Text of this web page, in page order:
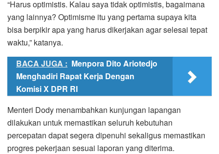
“Harus optimistis. Kalau saya tidak optimistis, bagaimana
yang lainnya? Optimisme itu yang pertama supaya kita
bisa berpikir apa yang harus dikerjakan agar selesai tepat
waktu,” katanya.
BACA JUGA : Menpora Dito Ariotedjo
Menghadiri Rapat Kerja Dengan
Komisi X DPR RI
Menteri Dody menambahkan kunjungan lapangan
dilakukan untuk memastikan seluruh kebutuhan
percepatan dapat segera dipenuhi sekaligus memastikan
progres pekerjaan sesuai laporan yang diterima.